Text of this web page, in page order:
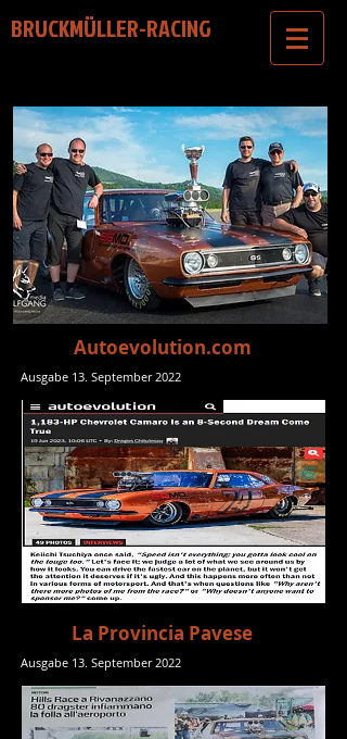
BRUCKMÜLLER-RACING
Autoevolution.com
Ausgabe 13. September 2022
La Provincia Pavese
Ausgabe 13. September 2022